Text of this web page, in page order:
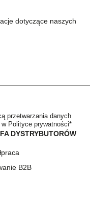
DYSTRYBUTORÓW
B2B
dotyczące naszych
przetwarzania danych
Polityce prywatności*